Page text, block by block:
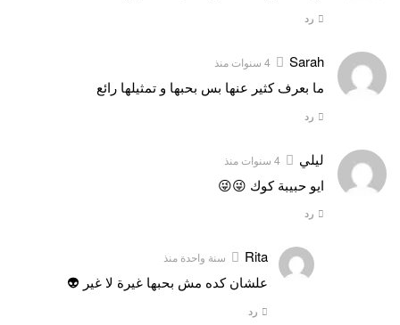
رد
Sarah 4 سنوات منذ
ما بعرف كثير عنها بس بحبها و تمثيلها رائع
رد
ليلي 4 سنوات منذ
ايو حبيبة كوك 😜😜
رد
Rita سنة واحدة منذ
علشان كده مش بحبها غيرة لا غير 👽
رد